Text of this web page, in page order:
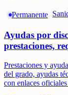
Permanente
Ayudas por
prestaciones,
Prestaciones y
del grado, ayudas
con enlaces